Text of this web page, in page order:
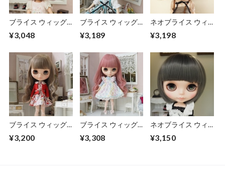
ブライス ウィッグ
ボブ MB-mix 10イン
Pulip
¥3,048
ブライス ウィッグ
パイラル MT 10イ
ップ
¥3,189
ネオブライス ウィ
ルボブ マロンブラ
ル プーリップ
¥3,198
ブライス ウィッグ
ェーブ オリーブア
¥3,200
ブライス ウィッグ
ーブⅢ フェアリー
¥3,308
ネオブライス ウィ
ィアム グレイアッ
¥3,150